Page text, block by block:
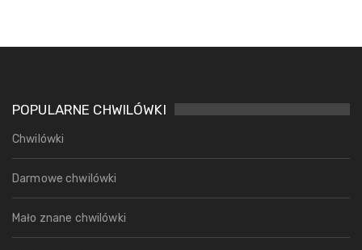
POPULARNE CHWILÓWKI
Chwilówki
Darmowe chwilówki
Mało znane chwilówki